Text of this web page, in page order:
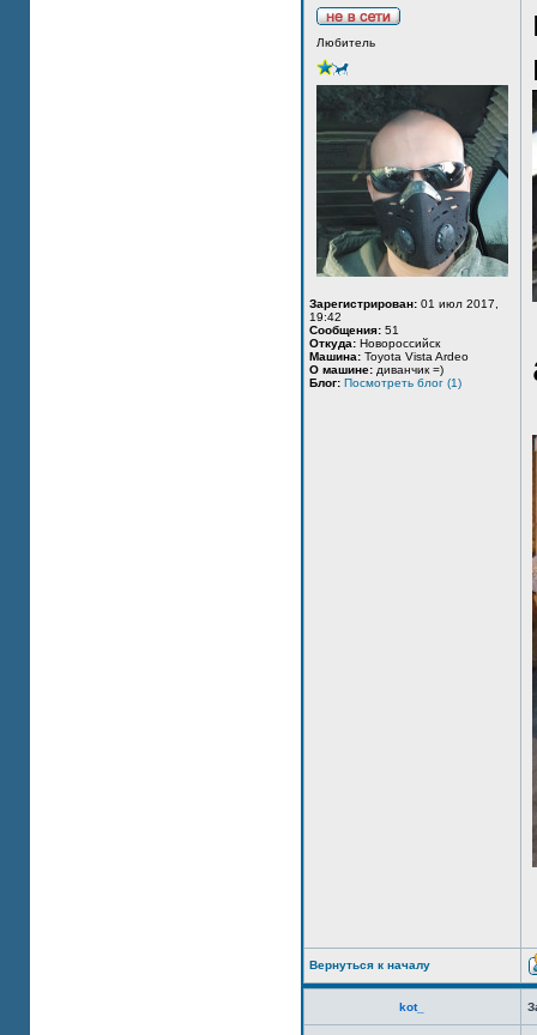
Любитель
Зарегистрирован: 01 июл 2017,
19:42
Сообщения: 51
Откуда: Новороссийск
Машина: Toyota Vista Ardeo
О машине: диванчик =)
Блог: Посмотреть блог (1)
Вернуться к началу
kot_